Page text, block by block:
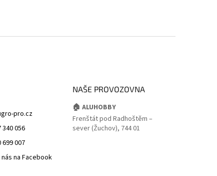
pro.cz
340 056
699 007
na Facebook
NAŠE PROVOZOVNA
🏠 ALUHOBBY
Frenštát pod Radhoštěm –
sever (Žuchov), 744 01